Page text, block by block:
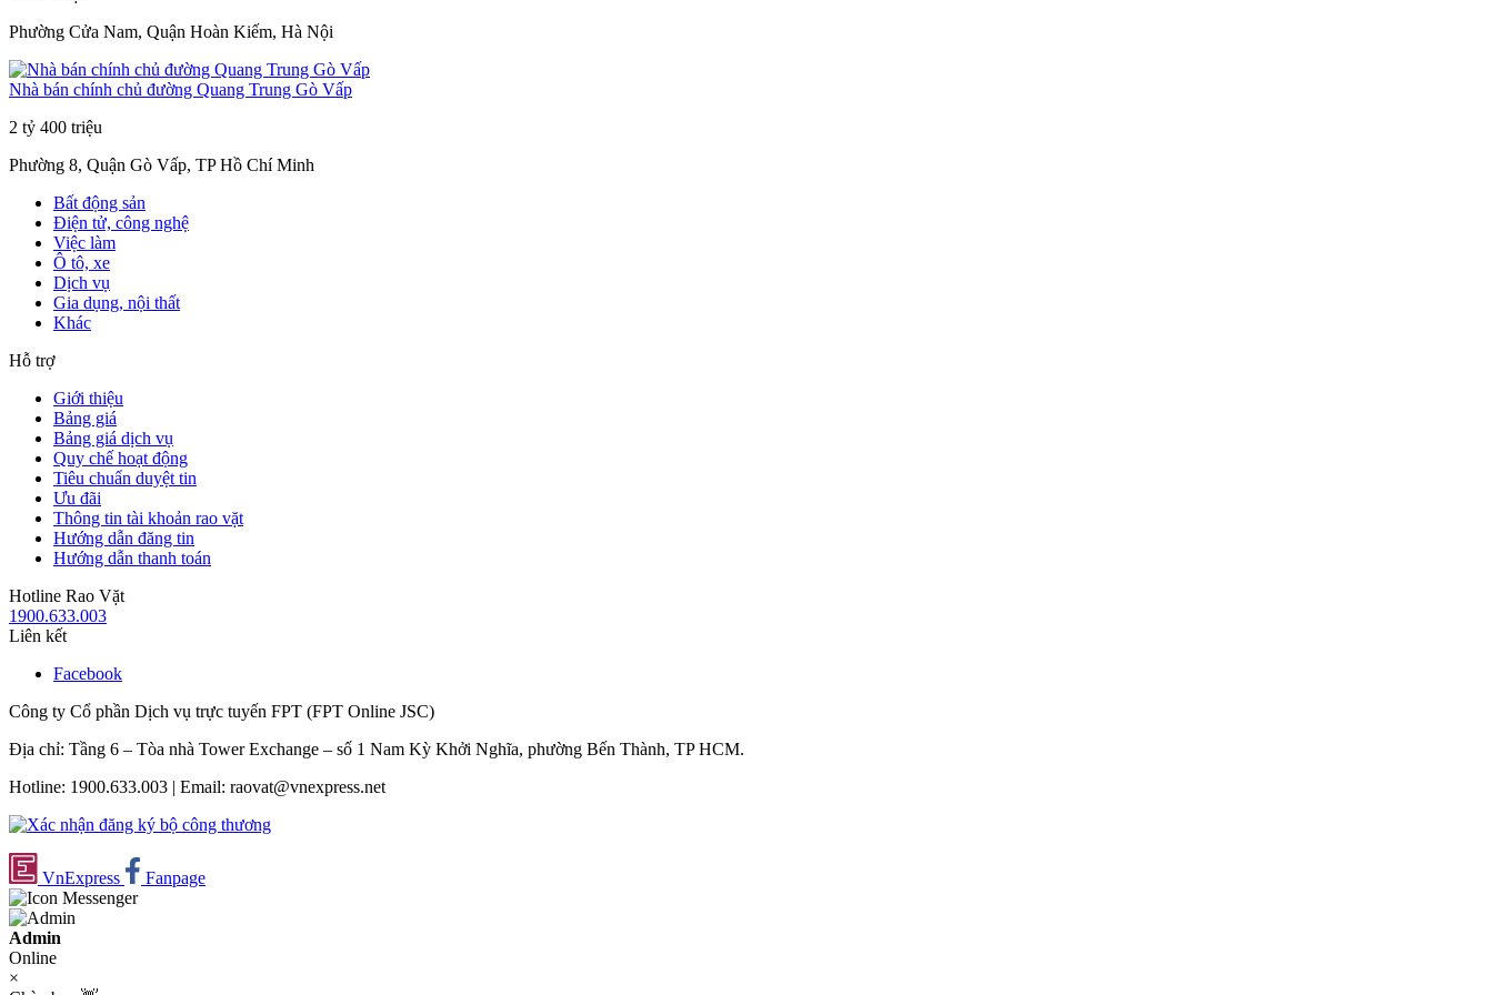
Phường Cửa Nam, Quận Hoàn Kiếm, Hà Nội
Nhà bán chính chủ đường Quang Trung Gò Vấp
2 tỷ 400 triệu
Phường 8, Quận Gò Vấp, TP Hồ Chí Minh
Bất động sản
Điện tử, công nghệ
Việc làm
Ô tô, xe
Dịch vụ
Gia dụng, nội thất
Khác
Hỗ trợ
Giới thiệu
Bảng giá
Bảng giá dịch vụ
Quy chế hoạt động
Tiêu chuẩn duyệt tin
Ưu đãi
Thông tin tài khoản rao vặt
Hướng dẫn đăng tin
Hướng dẫn thanh toán
Hotline Rao Vặt
1900.633.003
Liên kết
Facebook
Công ty Cổ phần Dịch vụ trực tuyến FPT (FPT Online JSC)
Địa chỉ: Tầng 6 – Tòa nhà Tower Exchange – số 1 Nam Kỳ Khởi Nghĩa, phường Bến Thành, TP HCM.
Hotline: 1900.633.003 | Email: raovat@vnexpress.net
VnExpress Fanpage
Admin
Online
×